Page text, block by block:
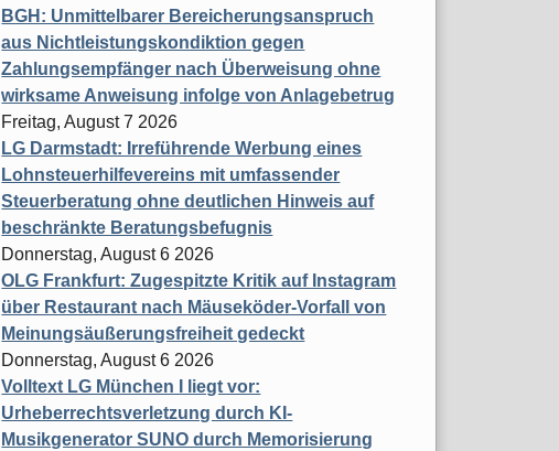
BGH: Unmittelbarer Bereicherungsanspruch
aus Nichtleistungskondiktion gegen
Zahlungsempfänger nach Überweisung ohne
wirksame Anweisung infolge von Anlagebetrug
Freitag, August 7 2026
LG Darmstadt: Irreführende Werbung eines
Lohnsteuerhilfevereins mit umfassender
Steuerberatung ohne deutlichen Hinweis auf
beschränkte Beratungsbefugnis
Donnerstag, August 6 2026
OLG Frankfurt: Zugespitzte Kritik auf Instagram
über Restaurant nach Mäuseköder-Vorfall von
Meinungsäußerungsfreiheit gedeckt
Donnerstag, August 6 2026
Volltext LG München I liegt vor:
Urheberrechtsverletzung durch KI-
Musikgenerator SUNO durch Memorisierung